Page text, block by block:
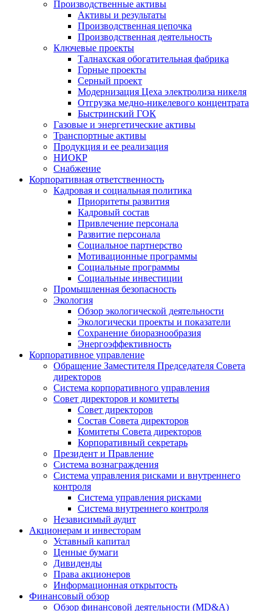
Производственные активы
Активы и результаты
Производственная цепочка
Производственная деятельность
Ключевые проекты
Талнахская обогатительная фабрика
Горные проекты
Серный проект
Модернизация Цеха электролиза никеля
Отгрузка медно-никелевого концентрата
Быстринский ГОК
Газовые и энергетические активы
Транспортные активы
Продукция и ее реализация
НИОКР
Снабжение
Корпоративная ответственность
Кадровая и социальная политика
Приоритеты развития
Кадровый состав
Привлечение персонала
Развитие персонала
Социальное партнерство
Мотивационные программы
Социальные программы
Социальные инвестиции
Промышленная безопасность
Экология
Обзор экологической деятельности
Экологически проекты и показатели
Сохранение биоразнообразия
Энергоэффективность
Корпоративное управление
Обращение Заместителя Председателя Совета
директоров
Система корпоративного управления
Совет директоров и комитеты
Совет директоров
Состав Совета директоров
Комитеты Совета директоров
Корпоративный секретарь
Президент и Правление
Система вознаграждения
Система управления рисками и внутреннего
контроля
Система управления рисками
Система внутреннего контроля
Независимый аудит
Акционерам и инвесторам
Уставный капитал
Ценные бумаги
Дивиденды
Права акционеров
Информационная открытость
Финансовый обзор
Обзор финансовой деятельности (MD&A)